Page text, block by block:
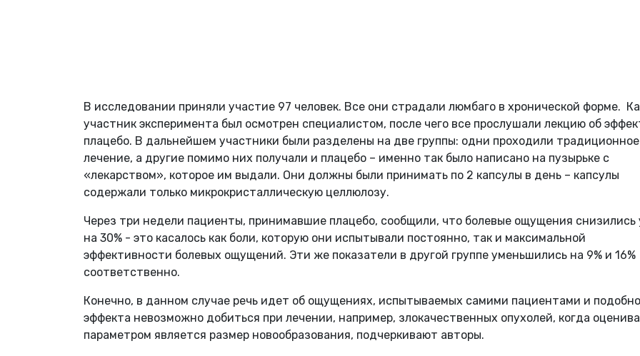
В исследовании приняли участие 97 человек. Все они страдали люмбаго в хронической форме.
участник эксперимента был осмотрен специалистом, после чего все прослушали лекцию об
плацебо. В дальнейшем участники были разделены на две группы: одни проходили традиционное
лечение, а другие помимо них получали и плацебо – именно так было написано на пузырьке с
«лекарством», которое им выдали. Они должны были принимать по 2 капсулы в день – капсулы
содержали только микрокристаллическую целлюлозу.
Через три недели пациенты, принимавшие плацебо, сообщили, что болевые ощущения снизились
на 30% - это касалось как боли, которую они испытывали постоянно, так и максимальной
эффективности болевых ощущений. Эти же показатели в другой группе уменьшились на 9% и 16%
соответственно.
Конечно, в данном случае речь идет об ощущениях, испытываемых самими пациентами и
эффекта невозможно добиться при лечении, например, злокачественных опухолей, когда
параметром является размер новообразования, подчеркивают авторы.